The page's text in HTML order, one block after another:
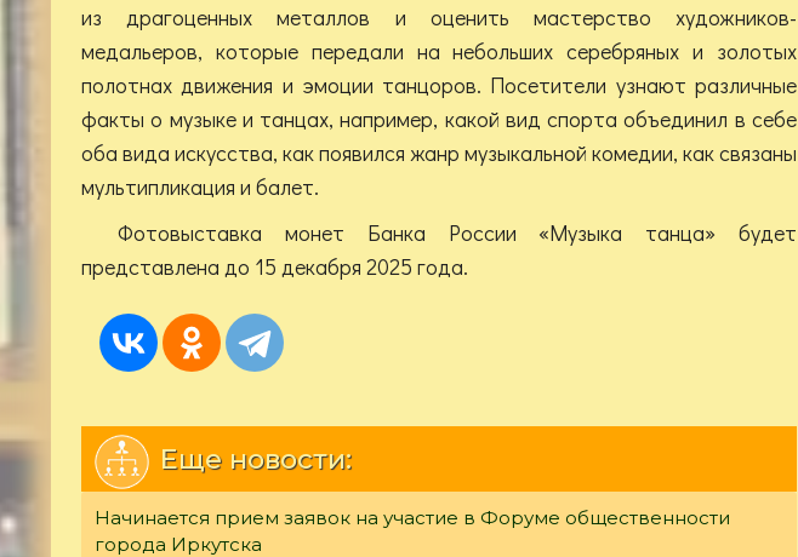
из драгоценных металлов и оценить мастерство художников-
медальеров, которые передали на небольших серебряных и золотых
полотнах движения и эмоции танцоров. Посетители узнают различные
факты о музыке и танцах, например, какой вид спорта объединил в себе
оба вида искусства, как появился жанр музыкальной комедии, как связаны
мультипликация и балет.
Фотовыставка монет Банка России «Музыка танца» будет
представлена до 15 декабря 2025 года.
Еще новости:
Начинается прием заявок на участие в Форуме общественности
города Иркутска